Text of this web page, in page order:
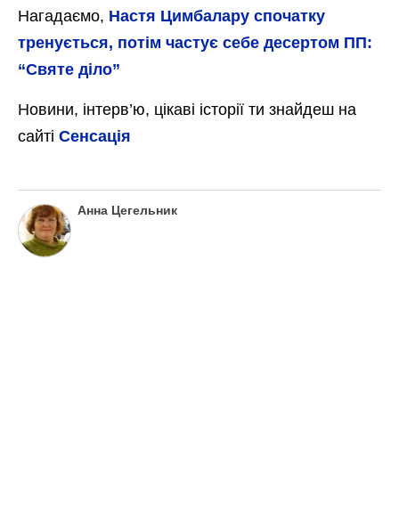
Нагадаємо, Настя Цимбалару спочатку
тренується, потім частує себе десертом ПП:
“Святе діло”
Новини, інтерв’ю, цікаві історії ти знайдеш на
сайті Сенсація
Анна Цегельник